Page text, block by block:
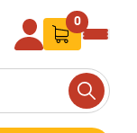
Search
0